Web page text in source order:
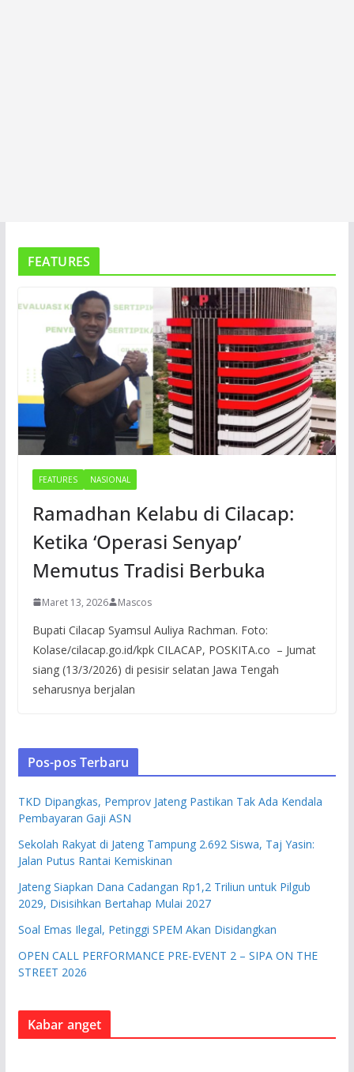
FEATURES
FEATURES NASIONAL
Ramadhan Kelabu di Cilacap:
Ketika ‘Operasi Senyap’
Memutus Tradisi Berbuka
Maret 13, 2026 Mascos
Bupati Cilacap Syamsul Auliya Rachman. Foto:
Kolase/cilacap.go.id/kpk CILACAP, POSKITA.co – Jumat
siang (13/3/2026) di pesisir selatan Jawa Tengah
seharusnya berjalan
Pos-pos Terbaru
TKD Dipangkas, Pemprov Jateng Pastikan Tak Ada Kendala
Pembayaran Gaji ASN
Sekolah Rakyat di Jateng Tampung 2.692 Siswa, Taj Yasin:
Jalan Putus Rantai Kemiskinan
Jateng Siapkan Dana Cadangan Rp1,2 Triliun untuk Pilgub
2029, Disisihkan Bertahap Mulai 2027
Soal Emas Ilegal, Petinggi SPEM Akan Disidangkan
OPEN CALL PERFORMANCE PRE-EVENT 2 – SIPA ON THE
STREET 2026
Kabar anget